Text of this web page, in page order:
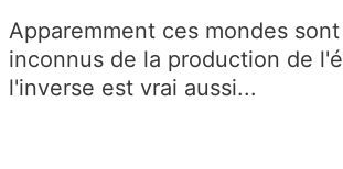
Apparemment ces mondes
inconnus de la production de
l'inverse est vrai aussi...